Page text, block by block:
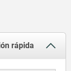
rápida